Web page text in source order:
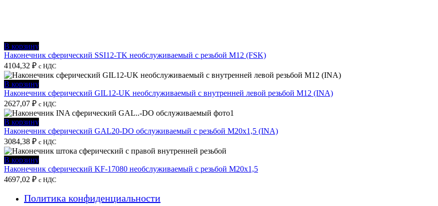
В корзину
Наконечник сферический SSI12-TK необслуживаемый с резьбой M12 (FSK)
4104,32 ₽ с НДС
В корзину
Наконечник сферический GIL12-UK необслуживаемый с внутренней левой резьбой M12 (INA)
2627,07 ₽ с НДС
В корзину
Наконечник сферический GAL20-DO обслуживаемый с резьбой M20x1,5 (INA)
3084,38 ₽ с НДС
В корзину
Наконечник сферический KF-17080 необслуживаемый с резьбой M20x1,5
4697,02 ₽ с НДС
Политика конфиденциальности